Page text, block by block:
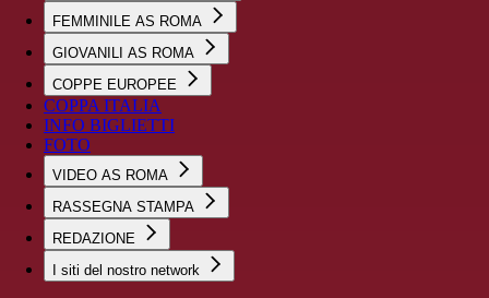
FEMMINILE AS ROMA
GIOVANILI AS ROMA
COPPE EUROPEE
COPPA ITALIA
INFO BIGLIETTI
FOTO
VIDEO AS ROMA
RASSEGNA STAMPA
REDAZIONE
I siti del nostro network